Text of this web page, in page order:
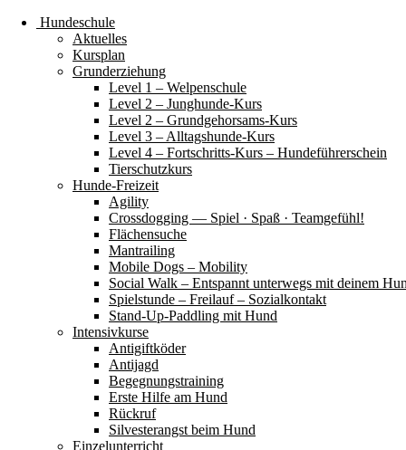
Hundeschule
Aktuelles
Kursplan
Grunderziehung
Level 1 – Welpenschule
Level 2 – Junghunde-Kurs
Level 2 – Grundgehorsams-Kurs
Level 3 – Alltagshunde-Kurs
Level 4 – Fortschritts-Kurs – Hundeführerschein
Tierschutzkurs
Hunde-Freizeit
Agility
Crossdogging — Spiel · Spaß · Teamgefühl!
Flächensuche
Mantrailing
Mobile Dogs – Mobility
Social Walk – Entspannt unterwegs mit deinem
Spielstunde – Freilauf – Sozialkontakt
Stand-Up-Paddling mit Hund
Intensivkurse
Antigiftköder
Antijagd
Begegnungstraining
Erste Hilfe am Hund
Rückruf
Silvesterangst beim Hund
Einzelunterricht